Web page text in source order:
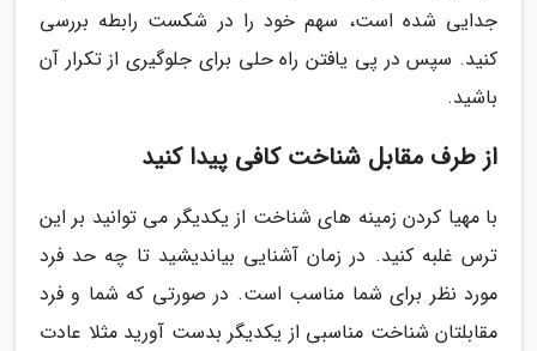
جدایی شده است، سهم خود را در شکست رابطه بررسی
کنید. سپس در پی یافتن راه حلی برای جلوگیری از تکرار آن
باشید.
از طرف مقابل شناخت کافی پیدا کنید
با مهیا کردن زمینه های شناخت از یکدیگر می توانید بر این
ترس غلبه کنید. در زمان آشنایی بیاندیشید تا چه حد فرد
مورد نظر برای شما مناسب است. در صورتی که شما و فرد
مقابلتان شناخت مناسبی از یکدیگر بدست آورید مثلا عادت